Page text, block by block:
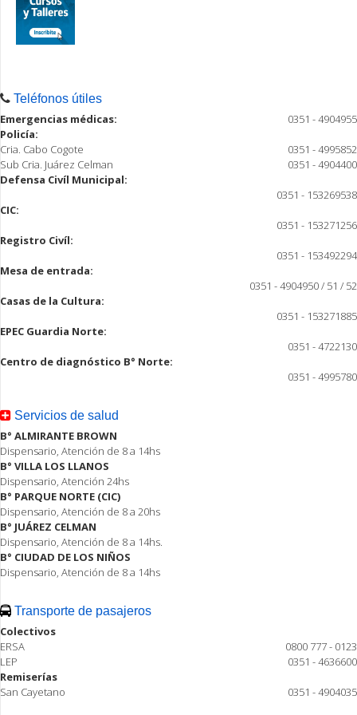
Teléfonos útiles
Emergencias médicas:
0351 - 4904955
Policía:
Cria. Cabo Cogote
0351 - 4995852
Sub Cria. Juárez Celman
0351 - 4904400
Defensa Civíl Municipal:
0351 - 153269538
CIC:
0351 - 153271256
Registro Civíl:
0351 - 153492294
Mesa de entrada:
0351 - 4904950 / 51 / 52
Casas de la Cultura:
0351 - 153271885
EPEC Guardia Norte:
0351 - 4722130
Centro de diagnóstico B° Norte:
0351 - 4995780
Servicios de salud
B° ALMIRANTE BROWN
Dispensario, Atención de 8 a 14hs
B° VILLA LOS LLANOS
Dispensario, Atención 24hs
B° PARQUE NORTE (CIC)
Dispensario, Atención de 8 a 20hs
B° JUÁREZ CELMAN
Dispensario, Atención de 8 a 14hs.
B° CIUDAD DE LOS NIÑOS
Dispensario, Atención de 8 a 14hs
Transporte de pasajeros
Colectivos
ERSA
0800 777 - 0123
LEP
0351 - 4636600
Remiserías
San Cayetano
0351 - 4904035